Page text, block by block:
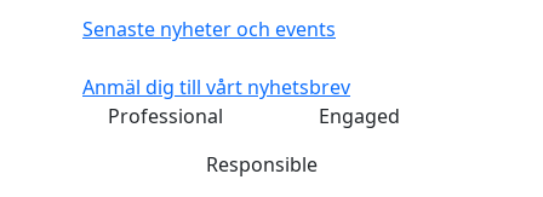
Senaste nyheter och events
Anmäl dig till vårt nyhetsbrev
Professional
Engaged
Responsible